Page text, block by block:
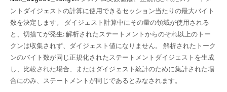
ントダイジェストの計算に使用できるセッション当たりの最大バイト
数を決定します。 ダイジェスト計算中にその量の領域が使用される
と、切捨てが発生: 解析されたステートメントからのそれ以上のトー
クンは収集されず、ダイジェスト値になりません。 解析されたトーク
ンのバイト数が同じ正規化されたステートメントダイジェストを生成
し、比較された場合、またはダイジェスト統計のために集計された場
合にのみ、ステートメントが同じであるとみなされます。